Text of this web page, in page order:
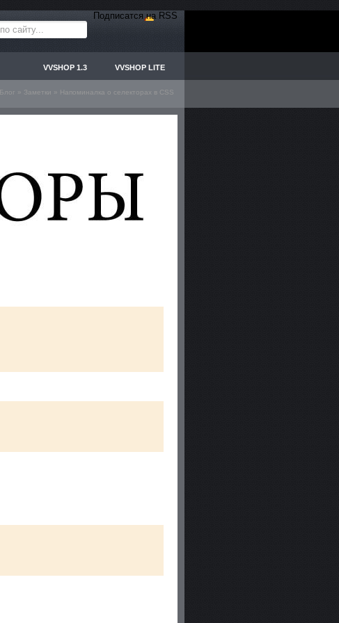
Подписатся на RSS
VVSHOP 1.3 VVSHOP LITE
Блог » Заметки » Напоминалка о селекторах в CSS